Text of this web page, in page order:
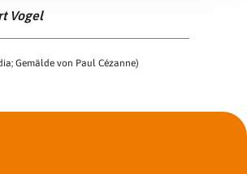
Vogel
Gemälde von Paul Cézanne)